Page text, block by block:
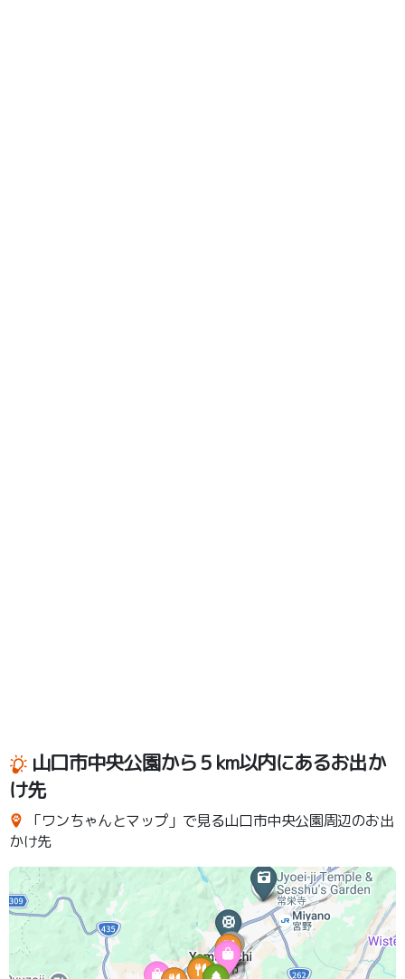
山口市中央公園から５km以内にあるお出か
け先
「ワンちゃんとマップ」で見る山口市中央公園周辺のお出
かけ先